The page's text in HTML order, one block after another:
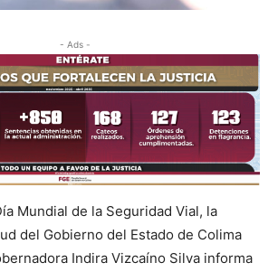
- Ads -
Mundial de la Seguridad Vial, la
del Gobierno del Estado de Colima
Indira Vizcaíno Silva informa